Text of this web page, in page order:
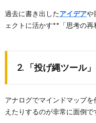
過去に書き出したアイデアや
ェクトに活かす**「思考の再
2. 「投げ縄ツール
アナログでマインドマップ
えたりするのが非常に面倒で